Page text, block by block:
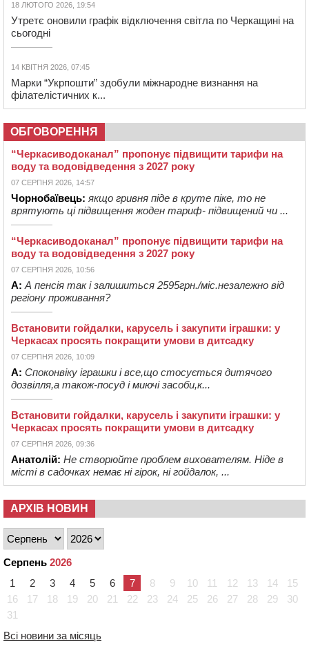
18 ЛЮТОГО 2026, 19:54
Утретє оновили графік відключення світла по Черкащині на
сьогодні
14 КВІТНЯ 2026, 07:45
Марки “Укрпошти” здобули міжнародне визнання на
філателістичних к...
ОБГОВОРЕННЯ
“Черкасиводоканал” пропонує підвищити тарифи на
воду та водовідведення з 2027 року
07 СЕРПНЯ 2026, 14:57
Чорнобаївець: якщо гривня піде в круте піке, то не
врятують ці підвищення жоден тариф- підвищений чи ...
“Черкасиводоканал” пропонує підвищити тарифи на
воду та водовідведення з 2027 року
07 СЕРПНЯ 2026, 10:56
А: А пенсія так і залишиться 2595грн./міс.незалежно від
регіону проживання?
Встановити гойдалки, карусель і закупити іграшки: у
Черкасах просять покращити умови в дитсадку
07 СЕРПНЯ 2026, 10:09
А: Споконвіку іграшки і все,що стосується дитячого
дозвілля,а також-посуд і миючі засоби,к...
Встановити гойдалки, карусель і закупити іграшки: у
Черкасах просять покращити умови в дитсадку
07 СЕРПНЯ 2026, 09:36
Анатолій: Не створюйте проблем вихователям. Ніде в
місті в садочках немає ні гірок, ні гойдалок, ...
АРХІВ НОВИН
Серпень 2026
1
2 3 4 5 6 7 8 9 10 11 12 13 14
15
16
17 18 19 20 21 22 23 24 25 26 27 28 29
30
31
Всі новини за місяць